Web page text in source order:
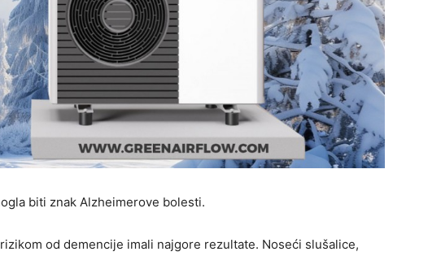
biti znak Alzheimerove bolesti.
od demencije imali najgore rezultate. Noseći slušalice,